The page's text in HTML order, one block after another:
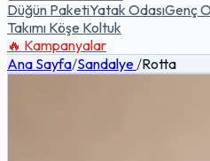
Düğün PaketiYatak OdasıGenç
Takımı Köşe Koltuk
🔥 Kampanyalar
Ana Sayfa/Sandalye/Rotta